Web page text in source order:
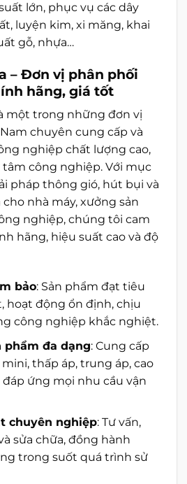
lớn, phục vụ các dây
luyện kim, xi măng, khai
gỗ, nhựa…
– Đơn vị phân phối
hãng, giá tốt
một trong những đơn vị
chuyên cung cấp và
nghiệp chất lượng cao,
công nghiệp. Với mục
pháp thông gió, hút bụi và
nhà máy, xưởng sản
nghiệp, chúng tôi cam
hãng, hiệu suất cao và độ
bảo: Sản phẩm đạt tiêu
hoạt động ổn định, chịu
công nghiệp khắc nghiệt.
phẩm đa dạng: Cung cấp
thấp áp, trung áp, cao
đáp ứng mọi nhu cầu vận
chuyên nghiệp: Tư vấn,
sửa chữa, đồng hành
trong suốt quá trình sử